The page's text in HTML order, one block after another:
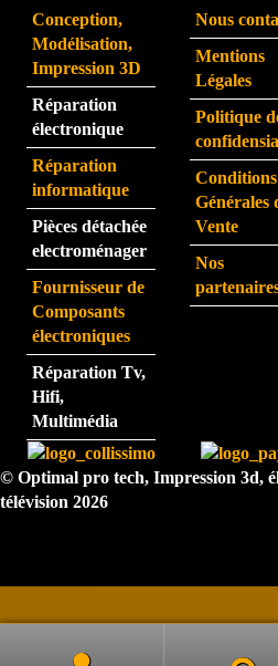
partic
ulière
ment
rapid
e.
Conception,
Modélisation,
Impression 3D
Réparation
électronique
Réparation
informatique
Pièces détachée
electroménager
Fournisseur de
Composants
électroniques
Réparation Tv,
Hifi,
Multimédia
Nous
Mentions
Légales
Politique
Conditions
Générales
Vente
Nos
© Optimal pro tech, Impression 3d,
télévision 2026